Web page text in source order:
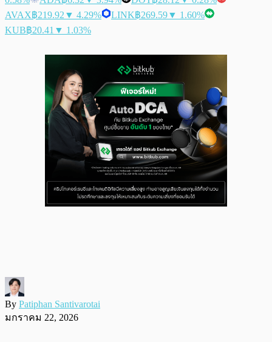
AVAX฿219.92 ▼ 4.29% LINK฿269.59▼ 1.60%
KUB฿20.41 ▼ 1.03%
By Patiphan Santivarotai
มกราคม 22, 2026